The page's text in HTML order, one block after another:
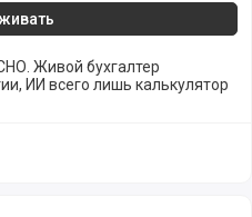
Живой бухгалтер
ИИ всего лишь калькулятор